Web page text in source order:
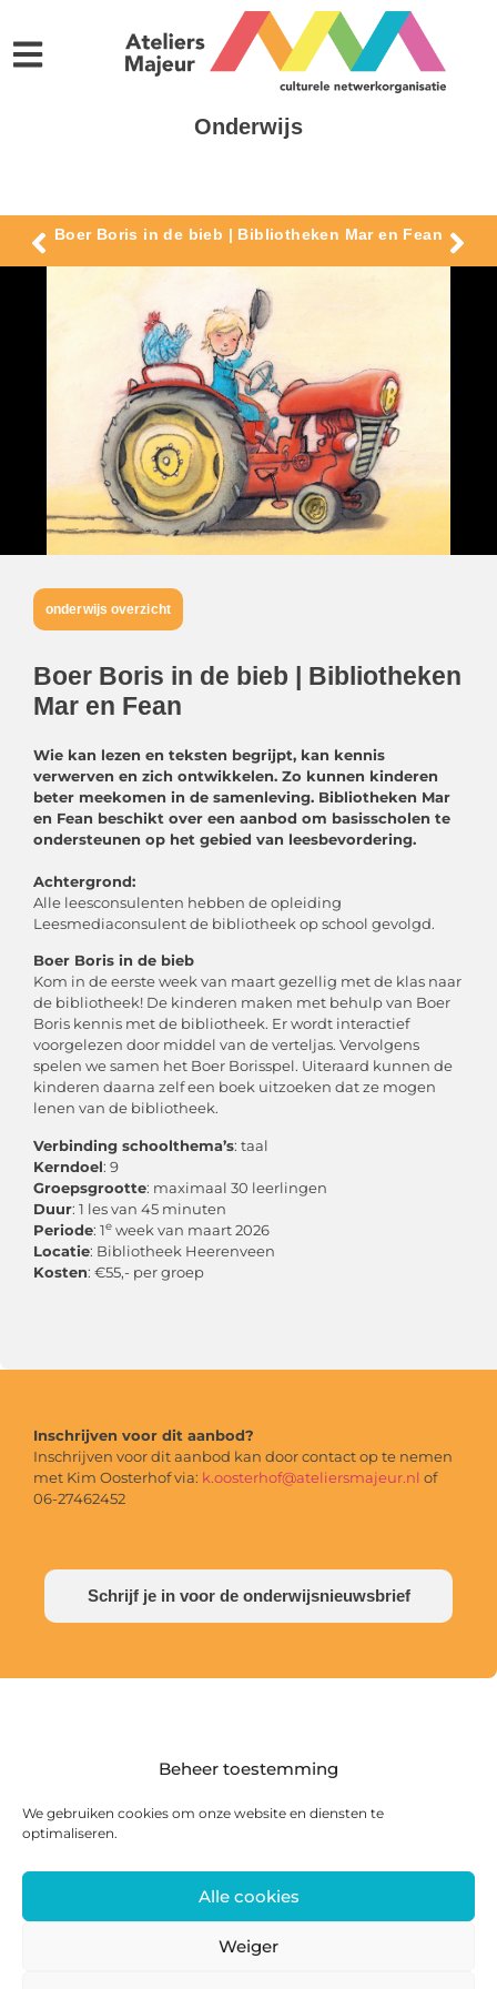
Beheer toestemming
We gebruiken cookies om onze website en diensten te
optimaliseren.
Alle cookies
Weiger
Onderwijs
Boer Boris in de bieb | Bibliotheken Mar en Fean
onderwijs overzicht
Boer Boris in de bieb | Bibliotheken
Mar en Fean
Wie kan lezen en teksten begrijpt, kan kennis
verwerven en zich ontwikkelen. Zo kunnen kinderen
beter meekomen in de samenleving. Bibliotheken Mar
en Fean beschikt over een aanbod om basisscholen te
ondersteunen op het gebied van leesbevordering.
Achtergrond:
Alle leesconsulenten hebben de opleiding
Leesmediaconsulent de bibliotheek op school gevolgd.
Boer Boris in de bieb
Kom in de eerste week van maart gezellig met de klas naar
de bibliotheek! De kinderen maken met behulp van Boer
Boris kennis met de bibliotheek. Er wordt interactief
voorgelezen door middel van de verteljas. Vervolgens
spelen we samen het Boer Borisspel. Uiteraard kunnen de
kinderen daarna zelf een boek uitzoeken dat ze mogen
lenen van de bibliotheek.
Verbinding schoolthema’s: taal
Kerndoel: 9
Groepsgrootte: maximaal 30 leerlingen
Duur: 1 les van 45 minuten
Periode: 1e week van maart 2026
Locatie: Bibliotheek Heerenveen
Kosten: €55,- per groep
Inschrijven voor dit aanbod?
Inschrijven voor dit aanbod kan door contact op te nemen
met Kim Oosterhof via: k.oosterhof@ateliersmajeur.nl of
06-27462452
Schrijf je in voor de onderwijsnieuwsbrief
Postadres: Postbus 285, 8440 AG Heerenveen |
Bezoekadres: Zwanedrift 2, 8446 KS Heerenveen
0513 468 158 | info@ateliersmajeur.nl